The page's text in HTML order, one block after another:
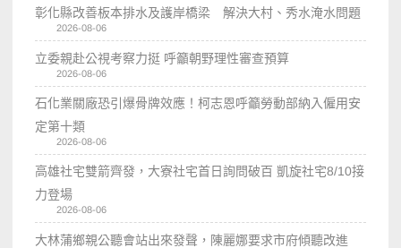
彰化縣改善板本排水及護岸橋梁 解決大村、秀水淹水問題
2026-08-06
立委親赴公視考察力挺 呼籲朝野理性審查預算
2026-08-06
石化業關廠恐引爆骨牌效應！柯志恩呼籲勞動部納入僱用安
定第十類
2026-08-06
高雄社宅雙箭齊發，大寮社宅首日詢問破百 凱旋社宅8/10接
力登場
2026-08-06
大林蒲鄉親公聽會站出來發聲，陳麗娜要求市府傾聽改進